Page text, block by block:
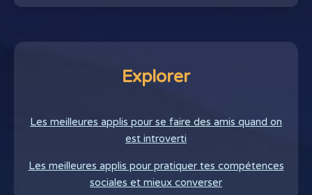
Explorer
Les meilleures applis pour se faire des amis quand on
est introverti
Les meilleures applis pour pratiquer tes compétences
sociales et mieux converser